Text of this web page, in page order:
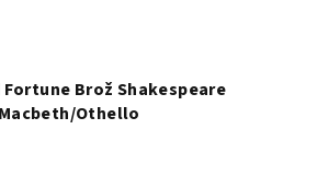
Fortune Brož Shakespeare
Othello